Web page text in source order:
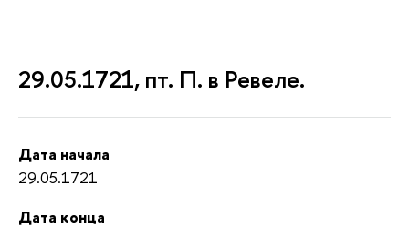
29.05.1721, пт. П. в Ревеле.
Дата начала
29.05.1721
Дата конца